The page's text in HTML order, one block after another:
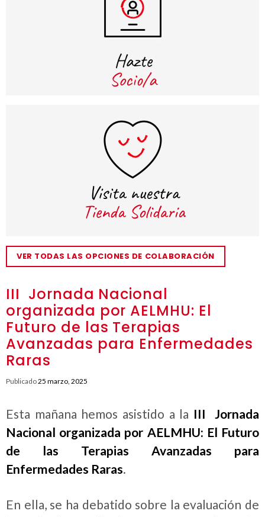
III Jornada Nacional
organizada por AELMHU: El
Futuro de las Terapias
Avanzadas para Enfermedades
Raras
Publicado25 marzo, 2025
Esta mañana hemos asistido a la III Jornada
Nacional organizada por AELMHU: El Futuro
de las Terapias Avanzadas para
Enfermedades Raras.
En ella, se ha debatido sobre la evaluación de
VER TODAS LAS OPCIONES DE COLABORACIÓN